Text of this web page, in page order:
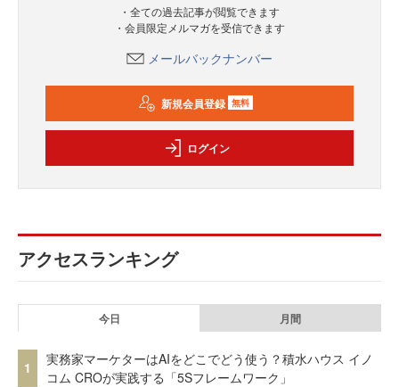
・全ての過去記事が閲覧できます
・会員限定メルマガを受信できます
メールバックナンバー
新規会員登録 無料
ログイン
アクセスランキング
今日 月間
1
実務家マーケターはAIをどこでどう使う？積水ハウス イノ
コム CROが実践する「5Sフレームワーク」